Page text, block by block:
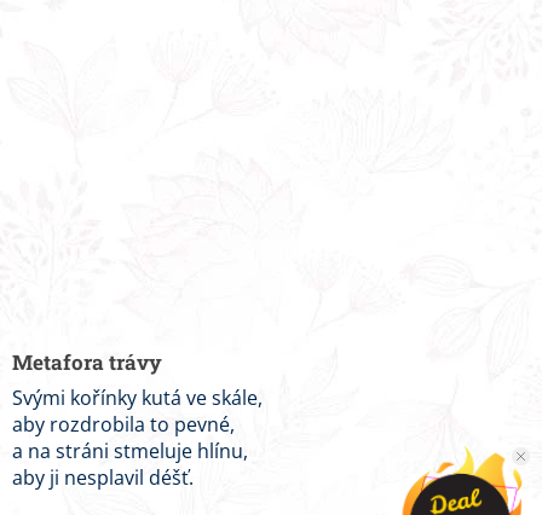
Metafora trávy
Svými kořínky kutá ve skále,
aby rozdrobila to pevné,
a na stráni stmeluje hlínu,
aby ji nesplavil déšť.